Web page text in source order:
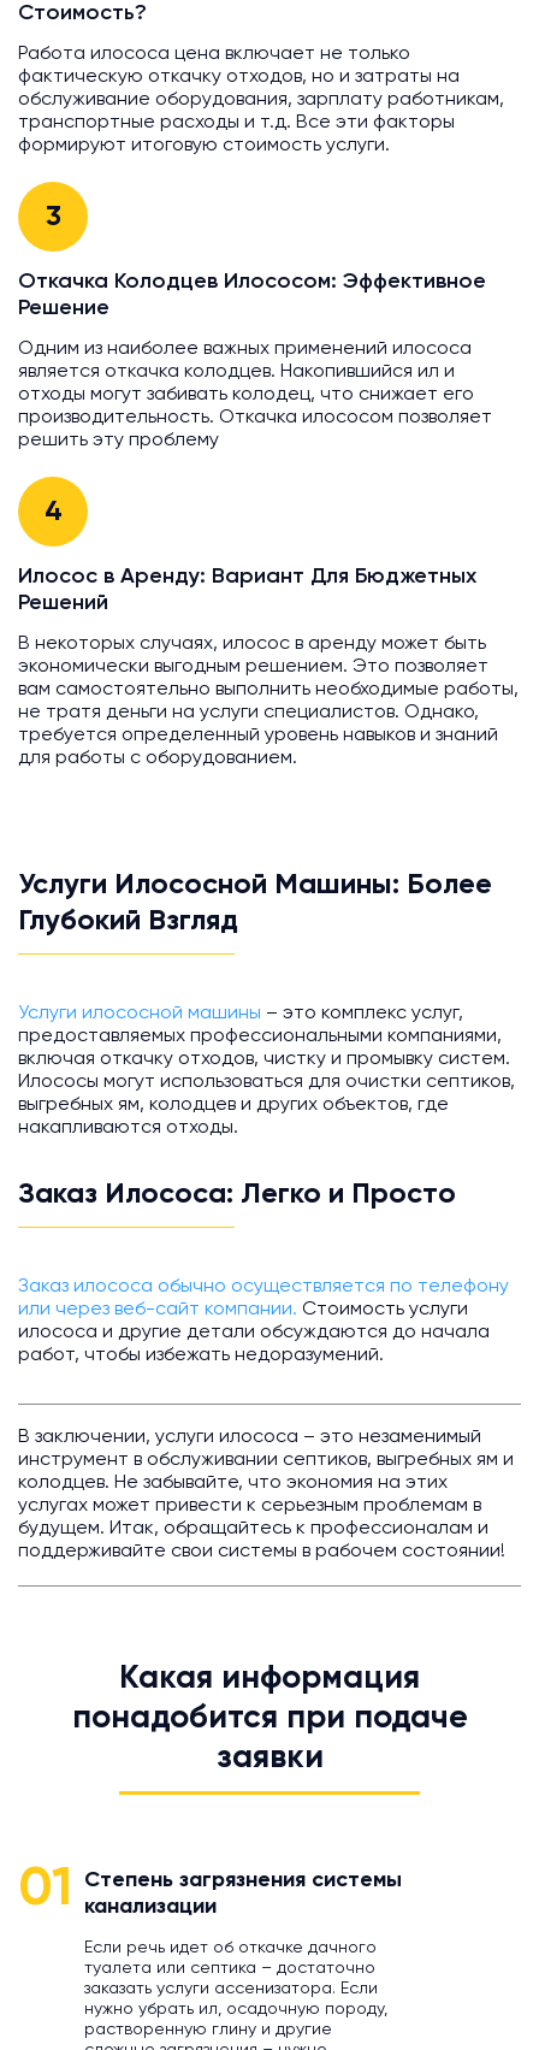
Стоимость?
Работа илососа цена включает не только
фактическую откачку отходов, но и затраты на
обслуживание оборудования, зарплату работникам,
транспортные расходы и т.д. Все эти факторы
формируют итоговую стоимость услуги.
3
Откачка Колодцев Илососом: Эффективное
Решение
Одним из наиболее важных применений илососа
является откачка колодцев. Накопившийся ил и
отходы могут забивать колодец, что снижает его
производительность. Откачка илососом позволяет
решить эту проблему
4
Илосос в Аренду: Вариант Для Бюджетных
Решений
В некоторых случаях, илосос в аренду может быть
экономически выгодным решением. Это позволяет
вам самостоятельно выполнить необходимые работы,
не тратя деньги на услуги специалистов. Однако,
требуется определенный уровень навыков и знаний
для работы с оборудованием.
Услуги Илососной Машины: Более
Глубокий Взгляд
Услуги илососной машины – это комплекс услуг,
предоставляемых профессиональными компаниями,
включая откачку отходов, чистку и промывку систем.
Илососы могут использоваться для очистки септиков,
выгребных ям, колодцев и других объектов, где
накапливаются отходы.
Заказ Илососа: Легко и Просто
Заказ илососа обычно осуществляется по телефону
или через веб-сайт компании. Стоимость услуги
илососа и другие детали обсуждаются до начала
работ, чтобы избежать недоразумений.
В заключении, услуги илососа – это незаменимый
инструмент в обслуживании септиков, выгребных ям и
колодцев. Не забывайте, что экономия на этих
услугах может привести к серьезным проблемам в
будущем. Итак, обращайтесь к профессионалам и
поддерживайте свои системы в рабочем состоянии!
Какая информация
понадобится при подаче
заявки
01
Степень загрязнения системы
канализации
Если речь идет об откачке дачного
туалета или септика – достаточно
заказать услуги ассенизатора. Если
нужно убрать ил, осадочную породу,
растворенную глину и другие